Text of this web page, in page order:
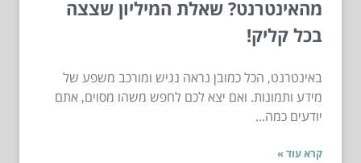
מהאינטרנט? שאלת המיליון שצצה
בכל קליק!
באינטרנט, הכל כמובן נראה נגיש ומורכב משפע של
מידע ותמונות. ואם יצא לכם לחפש משהו מסוים, אתם
יודעים כמה...
קרא עוד »